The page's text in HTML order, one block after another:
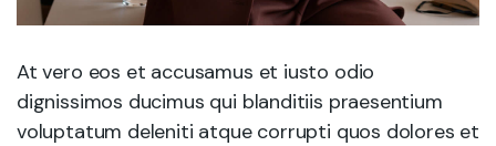
At vero eos et accusamus et iusto odio
dignissimos ducimus qui blanditiis praesentium
voluptatum deleniti atque corrupti quos dolores et